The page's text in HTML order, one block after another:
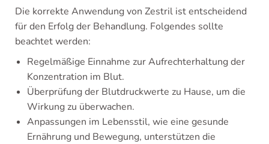
Die korrekte Anwendung von Zestril ist entscheidend
für den Erfolg der Behandlung. Folgendes sollte
beachtet werden:
Regelmäßige Einnahme zur Aufrechterhaltung der
Konzentration im Blut.
Überprüfung der Blutdruckwerte zu Hause, um die
Wirkung zu überwachen.
Anpassungen im Lebensstil, wie eine gesunde
Ernährung und Bewegung, unterstützen die